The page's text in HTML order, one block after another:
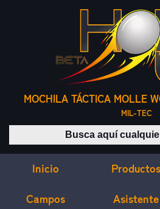
MOCHILA TÁCTICA MOLLE
MIL-TEC
Inicio Productos
Campos Asistente